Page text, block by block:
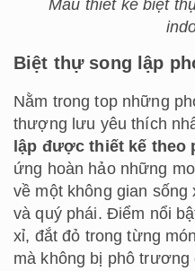
Mẫu thiết kê biệt
Biệt thự song lập
Nằm trong top những
thượng lưu yêu thích
lập được thiết kế theo
ứng hoàn hảo những
về một không gian sống
và quý phái. Điểm nổi
xỉ, đắt đỏ trong từng
mà không bị phô